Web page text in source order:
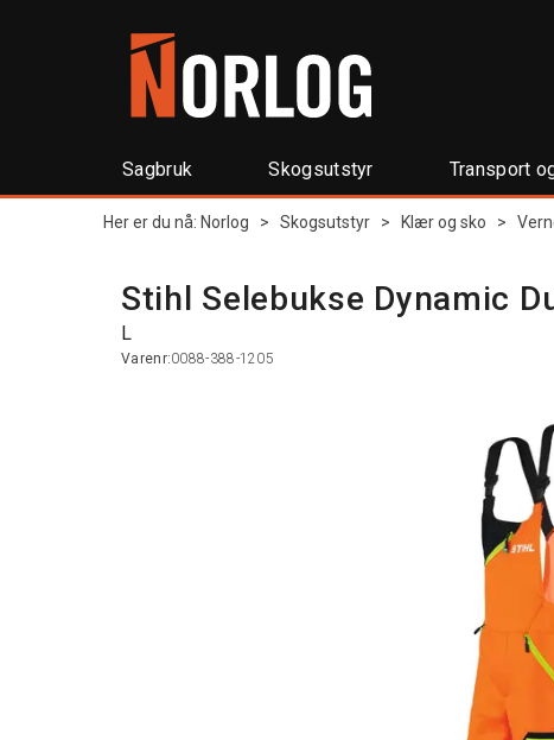
Sagbruk Skogsutstyr Transport
Her er du nå: Norlog > Skogsutstyr > Klær og sko >
Stihl Selebukse Dynamic
L
Varenr:0088-388-1205